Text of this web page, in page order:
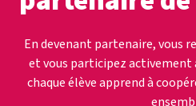
En devenant partenaire, vous
et vous participez activement
chaque élève apprend à